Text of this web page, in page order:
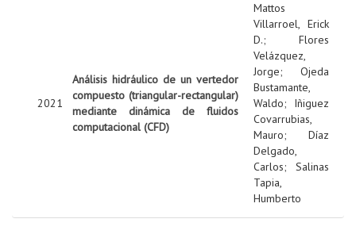
2021
Análisis hidráulico de un vertedor
compuesto (triangular-rectangular)
mediante dinámica de fluidos
computacional (CFD)
Mattos
Villarroel, Erick
D.; Flores
Velázquez,
Jorge; Ojeda
Bustamante,
Waldo; Iñiguez
Covarrubias,
Mauro; Díaz
Delgado,
Carlos; Salinas
Tapia,
Humberto